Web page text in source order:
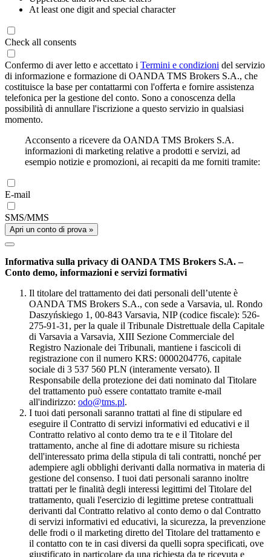
At least one digit and special character
Check all consents
Confermo di aver letto e accettato i Termini e condizioni del servizio
di informazione e formazione di OANDA TMS Brokers S.A., che
costituisce la base per contattarmi con l'offerta e fornire assistenza
telefonica per la gestione del conto. Sono a conoscenza della
possibilità di annullare l'iscrizione a questo servizio in qualsiasi
momento.
Acconsento a ricevere da OANDA TMS Brokers S.A.
informazioni di marketing relative a prodotti e servizi, ad
esempio notizie e promozioni, ai recapiti da me forniti tramite:
E-mail
SMS/MMS
Apri un conto di prova »
Informativa sulla privacy di OANDA TMS Brokers S.A. –
Conto demo, informazioni e servizi formativi
Il titolare del trattamento dei dati personali dell’utente è
OANDA TMS Brokers S.A., con sede a Varsavia, ul. Rondo
Daszyńskiego 1, 00-843 Varsavia, NIP (codice fiscale): 526-
275-91-31, per la quale il Tribunale Distrettuale della Capitale
di Varsavia a Varsavia, XIII Sezione Commerciale del
Registro Nazionale dei Tribunali, mantiene i fascicoli di
registrazione con il numero KRS: 0000204776, capitale
sociale di 3 537 560 PLN (interamente versato). Il
Responsabile della protezione dei dati nominato dal Titolare
del trattamento può essere contattato tramite e-mail
all'indirizzo: odo@tms.pl.
I tuoi dati personali saranno trattati al fine di stipulare ed
eseguire il Contratto di servizi informativi ed educativi e il
Contratto relativo al conto demo tra te e il Titolare del
trattamento, anche al fine di adottare misure su richiesta
dell'interessato prima della stipula di tali contratti, nonché per
adempiere agli obblighi derivanti dalla normativa in materia di
gestione del consenso. I tuoi dati personali saranno inoltre
trattati per le finalità degli interessi legittimi del Titolare del
trattamento, quali l'esercizio di legittime pretese contrattuali
derivanti dal Contratto relativo al conto demo o dal Contratto
di servizi informativi ed educativi, la sicurezza, la prevenzione
delle frodi o il marketing diretto del Titolare del trattamento e
il contatto con te in casi diversi da quelli sopra specificati, ove
giustificato in particolare da una richiesta da te ricevuta e